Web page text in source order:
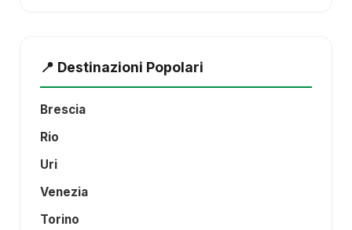
📍 Destinazioni Popolari
Brescia
Rio
Uri
Venezia
Torino